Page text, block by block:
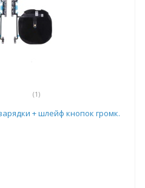
(1)
+ шлейф кнопок громк.